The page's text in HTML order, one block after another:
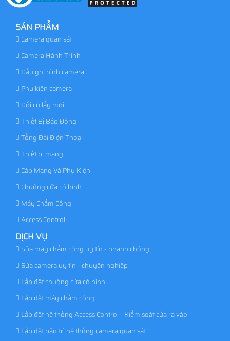
SẢN PHẨM
Camera quan sát
Camera Hành Trình
Đầu ghi hình camera
Phụ kiện camera
Đổi cũ lấy mới
Thiết Bị Báo Động
Tổng Đài Điện Thoại
Thiết bị mạng
Cáp Mạng Và Phụ Kiện
Chuông cửa có hình
Máy Chấm Công
Access Control
DỊCH VỤ
Sửa máy chấm công uy tín - nhanh chóng
Sửa camera uy tín - chuyên nghiệp
Lắp đặt chuông cửa có hình
Lắp đặt máy chấm công
Lắp đặt hệ thống Access Control - Kiểm soát cửa ra vào
Lắp đặt bảo trì hệ thống camera quan sát